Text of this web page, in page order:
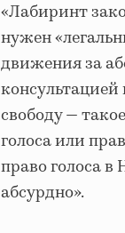
«Лабиринт
нужен
движения за
свободу —
голоса или
право голоса
абсурдно».